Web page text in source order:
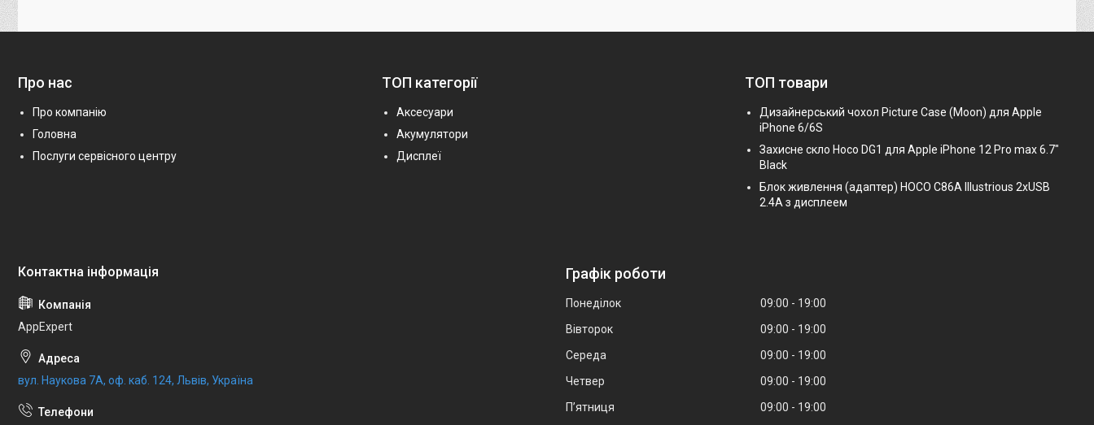
Про нас
Про компанію
Головна
Послуги сервісного центру
ТОП категорії
Аксесуари
Акумулятори
Дисплеї
ТОП товари
Дизайнерський чохол Picture Case (Moon) для Apple
iPhone 6/6S
Захисне скло Hoco DG1 для Apple iPhone 12 Pro max 6.7"
Black
Блок живлення (адаптер) HOCO C86A Illustrious 2xUSB
2.4A з дисплеем
AppExpert
вул. Наукова 7А, оф. каб. 124, Львів, Україна
Графік роботи
Понеділок 09:00
19:00
Вівторок
09:00
19:00
Середа
09:00
19:00
Четвер
09:00
19:00
Пʼятниця
09:00
19:00